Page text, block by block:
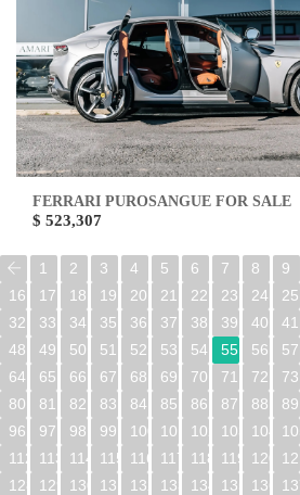
FERRARI PUROSANGUE FOR SALE
$ 523,307
1 2 3 4 5 6 7 8 9
16
17 18 19 20 21 22 23 24 25
32
33 34 35 36 37 38 39 40 41
48
49 50 51 52 53 54 55 56 57
64
65 66 67 68 69 70 71 72 73
80
81 82 83 84 85 86 87 88 89
96
97 98 99 100 101 102 103 104 105
112
113 114 115 116 117 118 119 120 121
128
129 130 131 132 133 134 135 136 137